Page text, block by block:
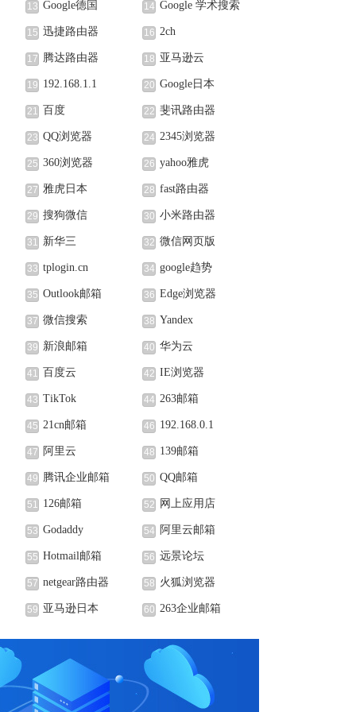
13 Google德国 14 Google 学术搜索
15 迅捷路由器 16 2ch
17 腾达路由器 18 亚马逊云
19 192.168.1.1 20 Google日本
21 百度 22 斐讯路由器
23 QQ浏览器 24 2345浏览器
25 360浏览器 26 yahoo雅虎
27 雅虎日本 28 fast路由器
29 搜狗微信 30 小米路由器
31 新华三 32 微信网页版
33 tplogin.cn 34 google趋势
35 Outlook邮箱 36 Edge浏览器
37 微信搜索 38 Yandex
39 新浪邮箱 40 华为云
41 百度云 42 IE浏览器
43 TikTok 44 263邮箱
45 21cn邮箱 46 192.168.0.1
47 阿里云 48 139邮箱
49 腾讯企业邮箱 50 QQ邮箱
51 126邮箱 52 网上应用店
53 Godaddy 54 阿里云邮箱
55 Hotmail邮箱 56 远景论坛
57 netgear路由器 58 火狐浏览器
59 亚马逊日本 60 263企业邮箱